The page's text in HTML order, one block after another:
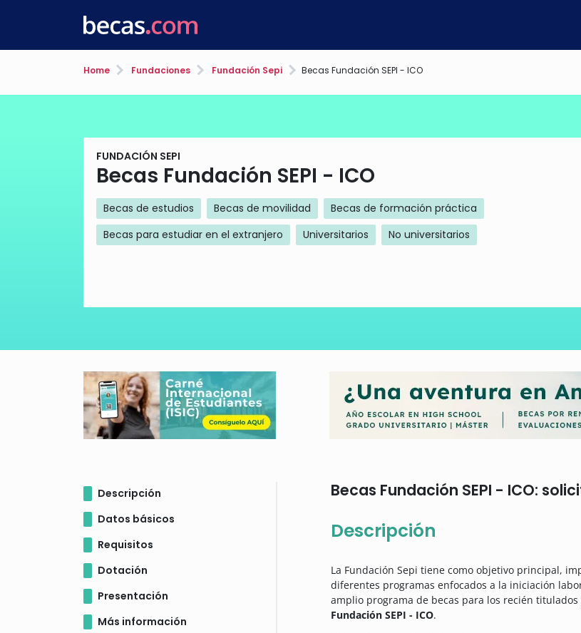
Home Fundaciones Fundación Sepi Becas Fundación SEPI - ICO
FUNDACIÓN SEPI
Becas Fundación SEPI - ICO
Becas de estudios Becas de movilidad
Becas de formación práctica
Becas para estudiar en el extranjero
Universitarios No universitarios
Descripción
Datos básicos
Requisitos
Dotación
Presentación
Más información
Becas Fundación SEPI - ICO:
Descripción
La Fundación Sepi tiene como objetivo principal,
diferentes programas enfocados a la iniciación
amplio programa de becas para los recién
Fundación SEPI - ICO.